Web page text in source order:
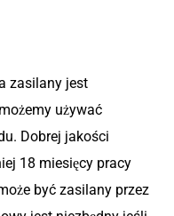
zasilany jest
używać
Dobrej jakości
18 miesięcy pracy
być zasilany przez